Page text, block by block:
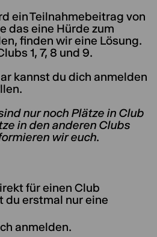
ein Teilnahmebeitrag von
das eine Hürde zum
finden wir eine Lösung.
1, 7, 8 und 9.
kannst du dich anmelden
nur noch Plätze in Club
in den anderen Clubs
wir euch.
für einen Club
du erstmal nur eine
anmelden.